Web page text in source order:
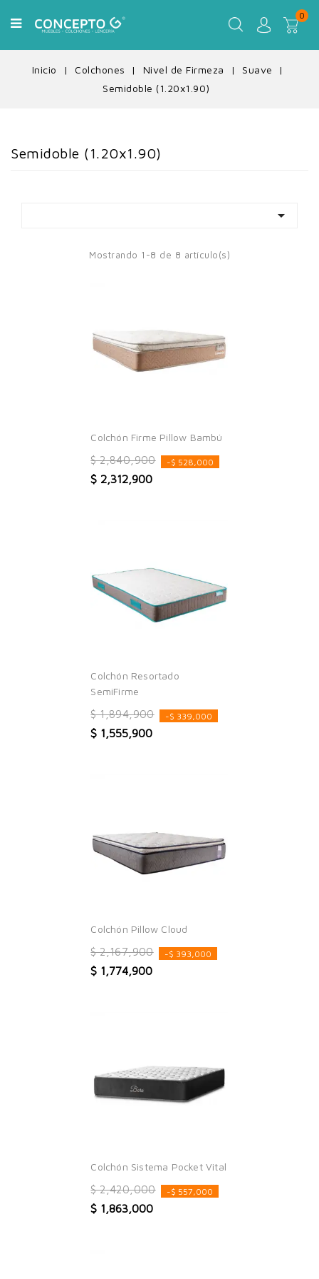
0
Inicio Colchones Nivel de Firmeza
Suave
Semidoble (1.20x1.90)
Semidoble (1.20x1.90)

Mostrando 1-8 de 8 artículo(s)
Colchón Firme Pillow Bambú
$ 2,840,900
-$ 528,000
$ 2,312,900
Colchón Resortado
SemiFirme
$ 1,894,900
-$ 339,000
$ 1,555,900
Colchón Pillow Cloud
$ 2,167,900
-$ 393,000
$ 1,774,900
Colchón Sistema Pocket Vital
$ 2,420,000
-$ 557,000
$ 1,863,000